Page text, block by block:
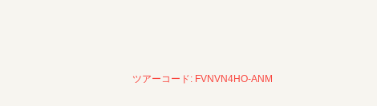
ツアーコード: FVNVN4HO-ANM